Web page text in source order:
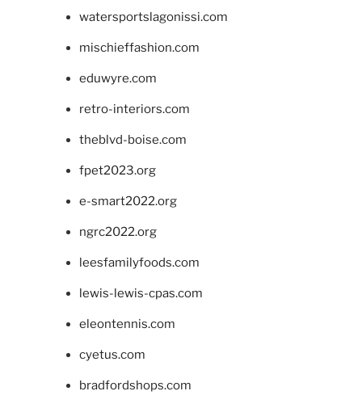
watersportslagonissi.com
mischieffashion.com
eduwyre.com
retro-interiors.com
theblvd-boise.com
fpet2023.org
e-smart2022.org
ngrc2022.org
leesfamilyfoods.com
lewis-lewis-cpas.com
eleontennis.com
cyetus.com
bradfordshops.com